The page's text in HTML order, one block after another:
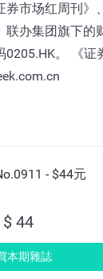
券市场红周刊》
联办集团旗下的
0205.HK。 《证
- $44元
$ 44